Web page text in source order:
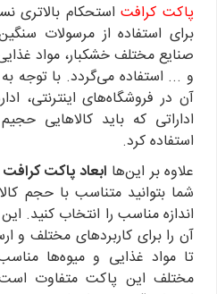
پاکت کرافتاستحکام بالاتری
برای استفاده از مرسولات
صنایع مختلف خشکبار، مواد
و ... استفاده می‌گردد. با توجه
آن در فروشگاه‌های اینترنتی،
اداراتی که باید کالاهایی
استفاده کرد.
علاوه بر این‌ها ابعاد پاکت
شما بتوانید متناسب با حجم
اندازه مناسب را انتخاب کنید.
آن را برای کاربردهای مختلف و
تا مواد غذایی و میوه‌ها
مختلف این پاکت متفاوت